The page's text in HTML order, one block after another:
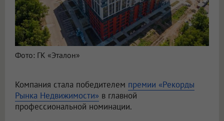
Фото: ГК «Эталон»
Компания стала победителем премии «Рекорды
Рынка Недвижимости» в главной
профессиональной номинации.